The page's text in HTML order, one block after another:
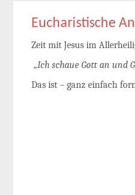
Eucharistische
Zeit mit Jesus im
„Ich schaue Gott an und
Das ist – ganz einfach